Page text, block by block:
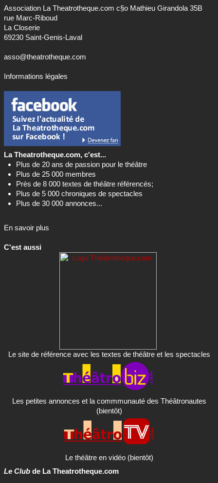
Association La Theatrotheque.com c§o Mathieu Girandola 35B
rue Marc-Riboud
La Closerie
69230 Saint-Genis-Laval
asso@theatrotheque.com
Informations légales
La Theatrotheque.com, c'est...
Plus de 20 ans de passion pour le théâtre
Plus de 25 000 membres
Près de 8 000 textes de théâtre référencés;
Plus de 5 000 chroniques de spectacles
Plus de 30 000 annonces...
En savoir plus
C'est aussi
Le site de référence avec les textes de théâtre et les spectacles
Les petites annonces et la commmunauté des Théâtronautes
(bientôt)
Le théâtre en vidéo (bientôt)
Le Club de La Theatrotheque.com